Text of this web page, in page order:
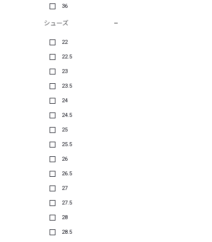
36
シューズ
22
22.5
23
23.5
24
24.5
25
25.5
26
26.5
27
27.5
28
28.5